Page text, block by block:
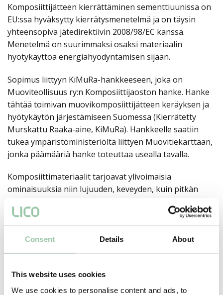
Consent Details About
This website uses cookies
We use cookies to personalise content and ads, to
Komposiittijätteen kierrättäminen sementtiuunissa on
EU:ssa hyväksytty kierrätysmenetelmä ja on täysin
yhteensopiva jätedirektiivin 2008/98/EC kanssa.
Menetelmä on suurimmaksi osaksi materiaalin
hyötykäyttöä energiahyödyntämisen sijaan.
Sopimus liittyyn KiMuRa-hankkeeseen, joka on
Muoviteollisuus ry:n Komposiittijaoston hanke. Hanke
tähtää toimivan muovikomposiittijätteen keräyksen ja
hyötykäytön järjestämiseen Suomessa (Kierrätetty
Murskattu Raaka-aine, KiMuRa). Hankkeelle saatiin
tukea ympäristöministeriöltä liittyen Muovitiekarttaan,
jonka päämääriä hanke toteuttaa usealla tavalla.
Komposiittimateriaalit tarjoavat ylivoimaisia
ominaisuuksia niin lujuuden, keveyden, kuin pitkän
aivan uudenlaisia tuotteita, jotka ovat huomattavasti
parempia verrattuna perinteisiin materiaaleihin kuten
teräs, alumiini tai puu. Esimerkiksi liikenteessä
komposiittirakenteet ovat keveytensä ja pitkän
ja ympäristötehokkaampiin ratkaisuihin. Komposiittien
ominaisuudet ovat ratkaisevia tulevaisuuden